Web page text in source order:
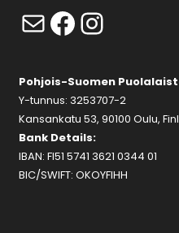
MailFacebook
Pohjois-Suomen
Y-tunnus: 3253707-2
Kansankatu 53, 90100 Oulu,
Bank Details:
IBAN: FI51 5741 3621 0344 01
BIC/SWIFT: OKOYFIHH